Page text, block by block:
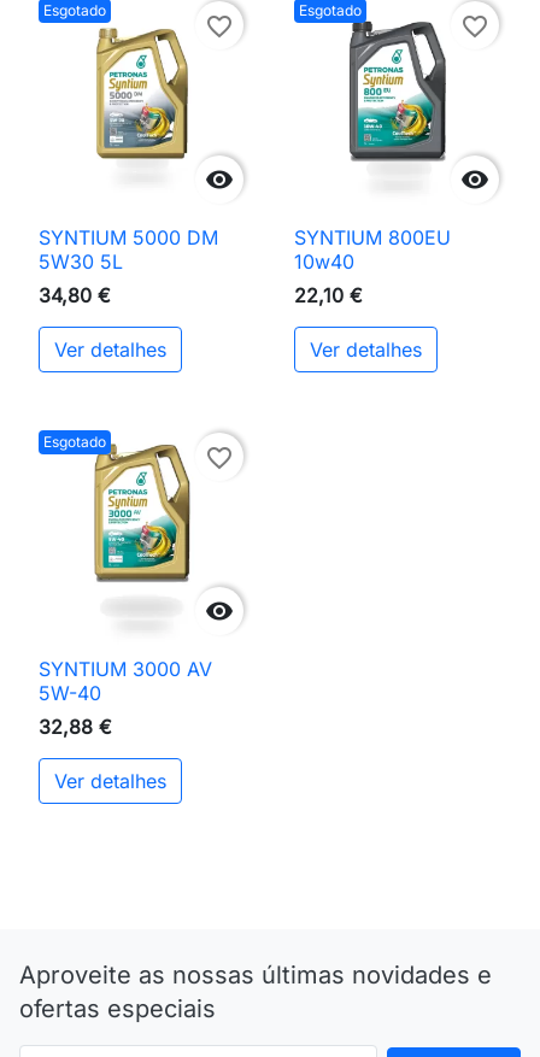
Esgotado

favorite_border
SYNTIUM 5000 DM
5W30 5L
34,80 €
Ver detalhes
Esgotado

favorite_border
SYNTIUM 800EU
10w40
22,10 €
Ver detalhes
Esgotado

favorite_border
SYNTIUM 3000 AV
5W-40
32,88 €
Ver detalhes
Aproveite as nossas últimas novidades e
ofertas especiais